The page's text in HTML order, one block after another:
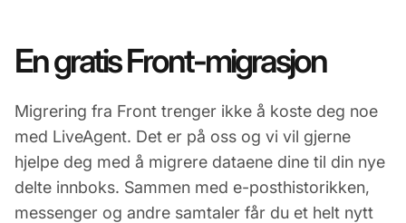
En gratis Front-migrasjon
Migrering fra Front trenger ikke å koste deg noe
med LiveAgent. Det er på oss og vi vil gjerne
hjelpe deg med å migrere dataene dine til din nye
delte innboks. Sammen med e-posthistorikken,
messenger og andre samtaler får du et helt nytt